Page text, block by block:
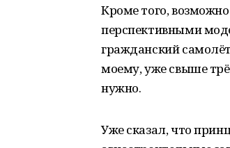
Кроме того,
перспективными
гражданский
моему, уже свыше
нужно.
Уже сказал, что